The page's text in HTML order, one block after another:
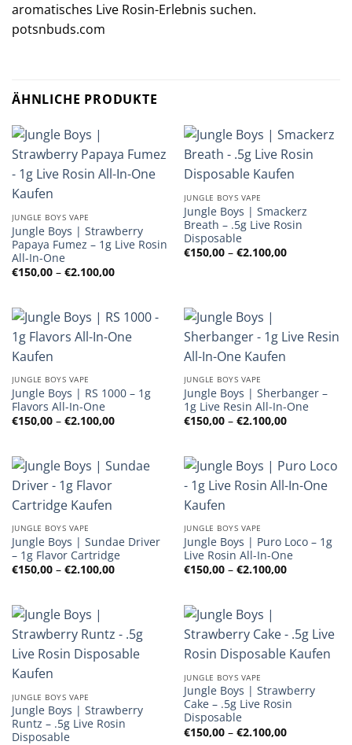
aromatisches Live Rosin-Erlebnis suchen.
potsnbuds.com
ÄHNLICHE PRODUKTE
JUNGLE BOYS VAPE
Jungle Boys | Strawberry
Papaya Fumez – 1g Live Rosin
All-In-One
€150,00 – €2.100,00Preisspanne:
€150,00
JUNGLE BOYS VAPE
Jungle Boys | Smackerz
Breath – .5g Live Rosin
Disposable
€150,00 – €2.100,00
€150,00
JUNGLE BOYS VAPE
Jungle Boys | RS 1000 – 1g
Flavors All-In-One
€150,00 – €2.100,00Preisspanne:
€150,00
JUNGLE BOYS VAPE
Jungle Boys | Sherbanger –
1g Live Resin All-In-One
€150,00 – €2.100,00
€150,00
JUNGLE BOYS VAPE
Jungle Boys | Sundae Driver
– 1g Flavor Cartridge
€150,00 – €2.100,00Preisspanne:
JUNGLE BOYS VAPE
Jungle Boys | Puro Loco – 1g
Live Rosin All-In-One
€150,00 – €2.100,00
JUNGLE BOYS VAPE
Jungle Boys | Strawberry
Runtz – .5g Live Rosin
Disposable
JUNGLE BOYS VAPE
Jungle Boys | Strawberry
Cake – .5g Live Rosin
Disposable
€150,00 – €2.100,00
€150,00